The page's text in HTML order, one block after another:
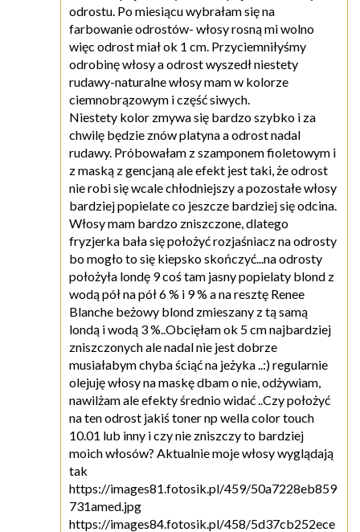
odrostu. Po miesiącu wybrałam się na
farbowanie odrostów- włosy rosną mi wolno
więc odrost miał ok 1 cm. Przyciemniłyśmy
odrobinę włosy a odrost wyszedł niestety
rudawy-naturalne włosy mam w kolorze
ciemnobrązowym i część siwych.
Niestety kolor zmywa się bardzo szybko i za
chwilę będzie znów platyna a odrost nadal
rudawy. Próbowałam z szamponem fioletowym i
z maską z gencjaną ale efekt jest taki, że odrost
nie robi się wcale chłodniejszy a pozostałe włosy
bardziej popielate co jeszcze bardziej się odcina.
Włosy mam bardzo zniszczone, dlatego
fryzjerka bała się położyć rozjaśniacz na odrosty
bo mogło to się kiepsko skończyć...na odrosty
położyła londę 9 coś tam jasny popielaty blond z
wodą pół na pół 6 % i 9 % a na resztę Renee
Blanche beżowy blond zmieszany z tą samą
londą i wodą 3 %..Obcięłam ok 5 cm najbardziej
zniszczonych ale nadal nie jest dobrze
musiałabym chyba ściąć na jeżyka ..:) regularnie
olejuję włosy na maskę dbam o nie, odżywiam,
nawilżam ale efekty średnio widać ..Czy położyć
na ten odrost jakiś toner np wella color touch
10.01 lub inny i czy nie zniszczy to bardziej
moich włosów? Aktualnie moje włosy wyglądają
tak
https://images81.fotosik.pl/459/50a7228eb859
731amed.jpg
https://images84.fotosik.pl/458/5d37cb252ece